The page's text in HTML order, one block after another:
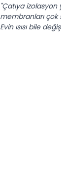
"Çatıya izolasyon
membranları çok
Evin ısısı bile